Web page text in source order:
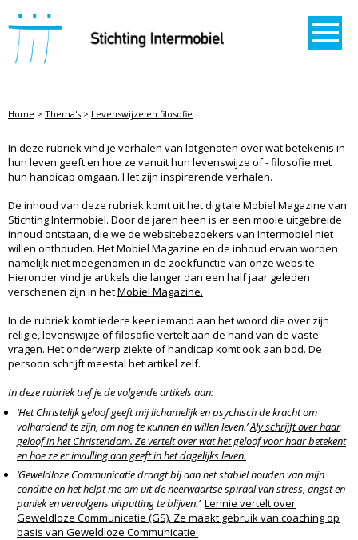
STICHTING INTERMOBIEL
Home > Thema's > Levenswijze en filosofie
LEVENSWIJZE EN FILOSOFIE
In deze rubriek vind je verhalen van lotgenoten over wat betekenis in
hun leven geeft en hoe ze vanuit hun levenswijze of - filosofie met
hun handicap omgaan. Het zijn inspirerende verhalen.
De inhoud van deze rubriek komt uit het digitale Mobiel Magazine van
Stichting Intermobiel. Door de jaren heen is er een mooie uitgebreide
inhoud ontstaan, die we de websitebezoekers van Intermobiel niet
willen onthouden. Het Mobiel Magazine en de inhoud ervan worden
namelijk niet meegenomen in de zoekfunctie van onze website.
Hieronder vind je artikels die langer dan een half jaar geleden
verschenen zijn in hetMobiel Magazine.
In de rubriek komt iedere keer iemand aan het woord die over zijn
religie, levenswijze of filosofie vertelt aan de hand van de vaste
vragen. Het onderwerp ziekte of handicap komt ook aan bod. De
persoon schrijft meestal het artikel zelf.
In deze rubriek tref je de volgende artikels aan:
‘Het Christelijk geloof geeft mij lichamelijk en psychisch de kracht om
volhardend te zijn, om nog te kunnen én willen leven.’Aly schrijft over haar
geloof in het Christendom. Ze vertelt over wat het geloof voor haar betekent
en hoe ze er invulling aan geeft in het dagelijks leven.
‘Geweldloze Communicatie draagt bij aan het stabiel houden van mijn
conditie en het helpt me om uit de neerwaartse spiraal van stress, angst en
paniek en vervolgens uitputting te blijven.’ Lennie vertelt over
Geweldloze Communicatie (GS). Ze maakt gebruik van coaching op
basis van Geweldloze Communicatie.